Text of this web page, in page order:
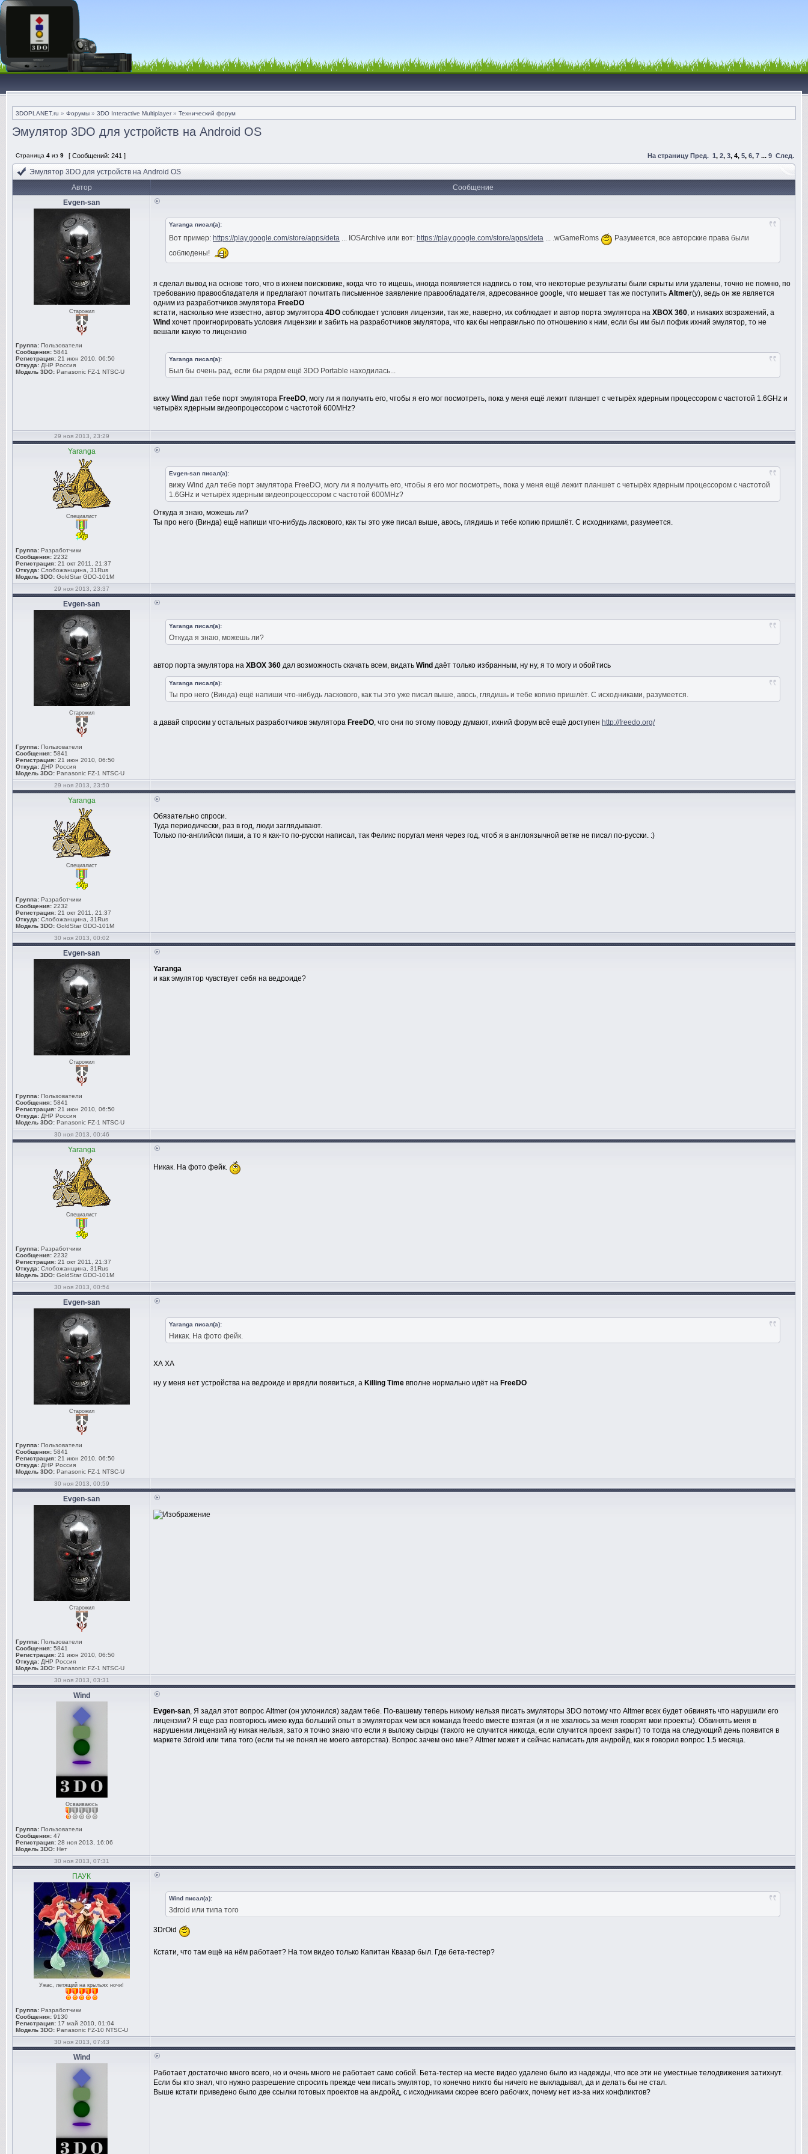
3DOPLANET.ru » Форумы » 3DO Interactive Multiplayer» Технический форум
Эмулятор 3DO для устройств на Android OS
Страница 4 из 9 [ Сообщений: 241 ] На страницу Пред. 1, 2, 3, 4, 5, 6, 7 ... 9 След.
Эмулятор 3DO для устройств на Android OS
Автор
Сообщение
Evgen-san
Старожил
Группа: Пользователи
Сообщения: 5841
Регистрация: 21 июн 2010, 06:50
Откуда: ДНР Россия
Модель 3DO: Panasonic FZ-1 NTSC-U
Yaranga писал(а):
Вот пример: https://play.google.com/store/apps/deta ... IOSArchive или вот: https://play.google.com/store/apps/deta ... .wGameRoms
Разумеется, все авторские права были
соблюдены!
я сделал вывод на основе того, что в ихнем поисковике, когда что то ищешь, иногда появляется надпись о том, что некоторые результаты были скрыты или удалены, точно не помню, по
требованию правообладателя и предлагают почитать письменное заявление правообладателя, адресованное google, что мешает так же поступить Altmer(у), ведь он же является
одним из разработчиков эмулятора FreeDO
кстати, насколько мне известно, автор эмулятора 4DO соблюдает условия лицензии, так же, наверно, их соблюдает и автор порта эмулятора на XBOX 360, и никаких возражений, а
Wind хочет проигнорировать условия лицензии и забить на разработчиков эмулятора, что как бы неправильно по отношению к ним, если бы им был пофик ихний эмулятор, то не
вешали какую то лицензию
Yaranga писал(а):
Был бы очень рад, если бы рядом ещё 3DO Portable находилась...
вижу Wind дал тебе порт эмулятора FreeDO, могу ли я получить его, чтобы я его мог посмотреть, пока у меня ещё лежит планшет с четырёх ядерным процессором с частотой 1.6GHz и
четырёх ядерным видеопроцессором с частотой 600MHz?
29 ноя 2013, 23:29
Yaranga
Специалист
Группа: Разработчики
Сообщения: 2232
Регистрация: 21 окт 2011, 21:37
Откуда: Слобожанщина, 31Rus
Модель 3DO: GoldStar GDO-101M
Evgen-san писал(а):
вижу Wind дал тебе порт эмулятора FreeDO, могу ли я получить его, чтобы я его мог посмотреть, пока у меня ещё лежит планшет с четырёх ядерным процессором с частотой
1.6GHz и четырёх ядерным видеопроцессором с частотой 600MHz?
Откуда я знаю, можешь ли?
Ты про него (Винда) ещё напиши что-нибудь ласкового, как ты это уже писал выше, авось, глядишь и тебе копию пришлёт. С исходниками, разумеется.
29 ноя 2013, 23:37
Evgen-san
Старожил
Группа: Пользователи
Сообщения: 5841
Регистрация: 21 июн 2010, 06:50
Откуда: ДНР Россия
Модель 3DO: Panasonic FZ-1 NTSC-U
Yaranga писал(а):
Откуда я знаю, можешь ли?
автор порта эмулятора на XBOX 360 дал возможность скачать всем, видать Wind даёт только избранным, ну ну, я то могу и обойтись
Yaranga писал(а):
Ты про него (Винда) ещё напиши что-нибудь ласкового, как ты это уже писал выше, авось, глядишь и тебе копию пришлёт. С исходниками, разумеется.
а давай спросим у остальных разработчиков эмулятора FreeDO, что они по этому поводу думают, ихний форум всё ещё доступен http://freedo.org/
29 ноя 2013, 23:50
Yaranga
Специалист
Группа: Разработчики
Сообщения: 2232
Регистрация: 21 окт 2011, 21:37
Откуда: Слобожанщина, 31Rus
Модель 3DO: GoldStar GDO-101M
Обязательно спроси.
Туда периодически, раз в год, люди заглядывают.
Только по-английски пиши, а то я как-то по-русски написал, так Феликс поругал меня через год, чтоб я в англоязычной ветке не писал по-русски. :)
30 ноя 2013, 00:02
Evgen-san
Старожил
Группа: Пользователи
Сообщения: 5841
Регистрация: 21 июн 2010, 06:50
Откуда: ДНР Россия
Модель 3DO: Panasonic FZ-1 NTSC-U
Yaranga
и как эмулятор чувствует себя на ведроиде?
30 ноя 2013, 00:46
Yaranga
Специалист
Группа: Разработчики
Сообщения: 2232
Регистрация: 21 окт 2011, 21:37
Откуда: Слобожанщина, 31Rus
Модель 3DO: GoldStar GDO-101M
Никак. На фото фейк.
30 ноя 2013, 00:54
Evgen-san
Старожил
Группа: Пользователи
Сообщения: 5841
Регистрация: 21 июн 2010, 06:50
Откуда: ДНР Россия
Модель 3DO: Panasonic FZ-1 NTSC-U
Yaranga писал(а):
Никак. На фото фейк.
ХА ХА
ну у меня нет устройства на ведроиде и врядли появиться, а Killing Time вполне нормально идёт на FreeDO
30 ноя 2013, 00:59
Evgen-san
Старожил
Группа: Пользователи
Сообщения: 5841
Регистрация: 21 июн 2010, 06:50
Откуда: ДНР Россия
Модель 3DO: Panasonic FZ-1 NTSC-U
30 ноя 2013, 03:31
Wind
Осваиваюсь
Группа: Пользователи
Сообщения: 47
Регистрация: 28 ноя 2013, 16:06
Модель 3DO: Нет
Evgen-san, Я задал этот вопрос Altmer (он уклонился) задам тебе. По-вашему теперь никому нельзя писать эмуляторы 3DO потому что Altmer всех будет обвинять что нарушили его
лицензии? Я еще раз повторюсь имею куда больший опыт в эмуляторах чем вся команда freedo вместе взятая (и я не хвалюсь за меня говорят мои проекты). Обвинять меня в
нарушении лицензий ну никак нельзя, зато я точно знаю что если я выложу сырцы (такого не случится никогда, если случится проект закрыт) то тогда на следующий день появится в
маркете 3droid или типа того (если ты не понял не моего авторства). Вопрос зачем оно мне? Altmer может и сейчас написать для андройд, как я говорил вопрос 1.5 месяца.
30 ноя 2013, 07:31
ПАУК
Ужас, летящий на крыльях ночи!
Группа: Разработчики
Сообщения: 9130
Регистрация: 17 май 2010, 01:04
Модель 3DO: Panasonic FZ-10 NTSC-U
Wind писал(а):
3droid или типа того
3DrOid
Кстати, что там ещё на нём работает? На том видео только Капитан Квазар был. Где бета-тестер?
30 ноя 2013, 07:43
Wind
Работает достаточно много всего, но и очень много не работает само собой. Бета-тестер на месте видео удалено было из надежды, что все эти не уместные телодвижения затихнут.
Если бы кто знал, что нужно разрешение спросить прежде чем писать эмулятор, то конечно никто бы ничего не выкладывал, да и делать бы не стал.
Выше кстати приведено было две ссылки готовых проектов на андройд, с исходниками скорее всего рабочих, почему нет из-за них конфликтов?